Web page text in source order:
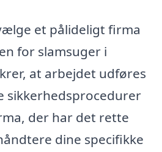
et pålideligt firma
for slamsuger i
at arbejdet udføres
sikkerhedsprocedurer
der har det rette
dine specifikke